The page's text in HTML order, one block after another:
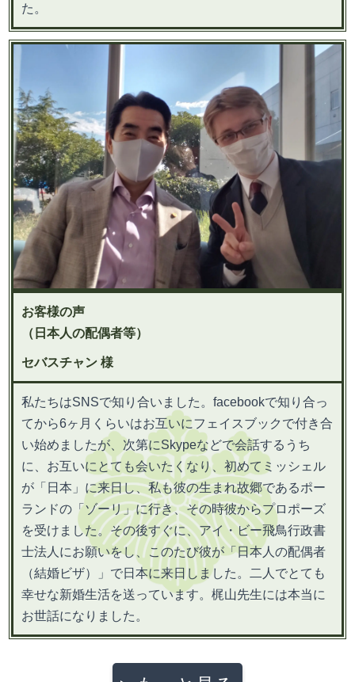
た。
お客様の声
（日本人の配偶者等）
セバスチャン 様
私たちはSNSで知り合いました。facebookで知り合っ
てから6ヶ月くらいはお互いにフェイスブックで付き合
い始めましたが、次第にSkypeなどで会話するうち
に、お互いにとても会いたくなり、初めてミッシェル
が「日本」に来日し、私も彼の生まれ故郷であるポー
ランドの「ゾーリ」に行き、その時彼からプロポーズ
を受けました。その後すぐに、アイ・ビー飛鳥行政書
士法人にお願いをし、このたび彼が「日本人の配偶者
（結婚ビザ）」で日本に来日しました。二人でとても
幸せな新婚生活を送っています。梶山先生には本当に
お世話になりました。